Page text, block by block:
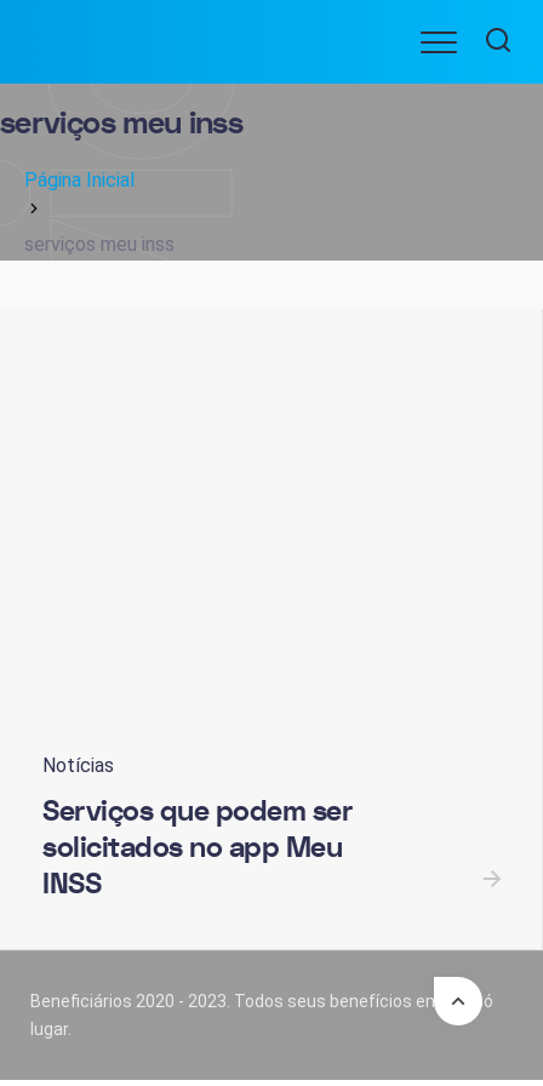
conteúdo
BENEFICIARIOS
Menu
serviços meu inss
Página Inicial
serviços meu inss
Notícias
Serviços que podem ser
solicitados no app Meu
INSS
Beneficiários 2020 - 2023. Todos seus benefícios em um só
lugar.